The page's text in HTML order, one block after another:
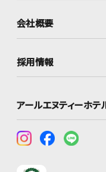
会社概要
採用情報
アールエヌティーホテ